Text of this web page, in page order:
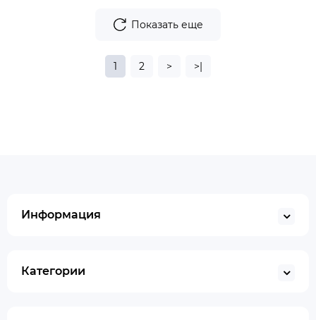
Показать еще
1 2 > >|
Информация
Категории